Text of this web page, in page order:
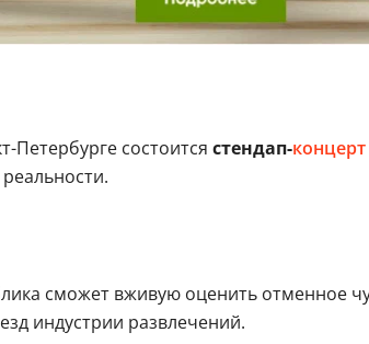
Петербурге состоится стендап-концерт
сможет вживую оценить отменное
индустрии развлечений.